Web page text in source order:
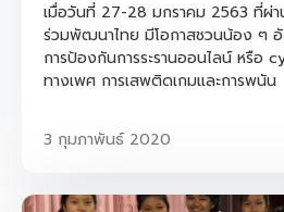
เมื่อวันที่ 27-28 มกราคม 2563 ที่ผ่า
ร่วมพัฒนาไทย มีโอกาสชวนน้อง ๆ
การป้องกันการระรานออนไลน์ หรือ
ทางเพศ การเสพติดเกมและการพนัน
3 กุมภาพันธ์ 2020